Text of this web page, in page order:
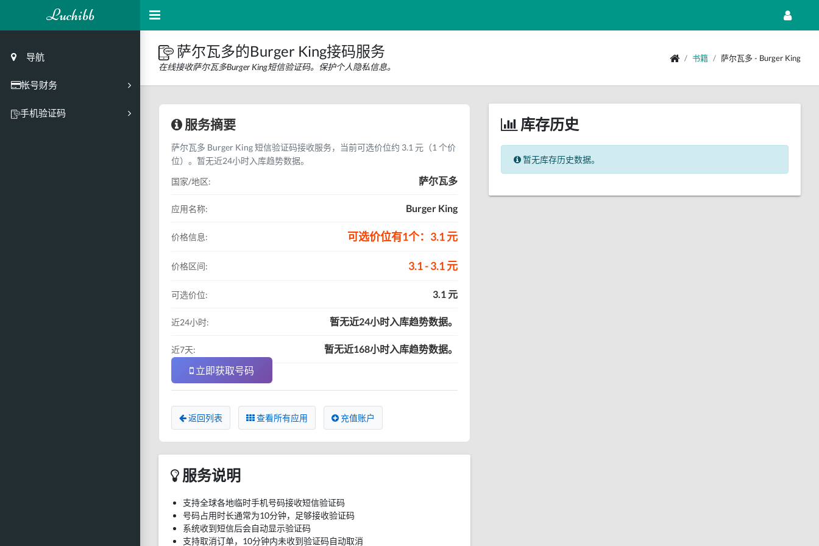
Luchibb
导航
帐号财务
充值
手机验证码
萨尔瓦多的Burger King接码服务
在线接收萨尔瓦多Burger King短信验证码。保护个人隐私信息。
书籍 萨尔瓦多 - Burger King
服务摘要
萨尔瓦多 Burger King 短信验证码接收服务，当前可选价位约 3.1 元（1 个价
位）。暂无近24小时入库趋势数据。
国家/地区:
萨尔瓦多
应用名称: Burger King
价格信息: 可选价位有1个：3.1 元
价格区间: 3.1 - 3.1 元
可选价位: 3.1 元
近24小时: 暂无近24小时入库趋势数据。
近7天:
暂无近168小时入库趋势数据。
立即获取号码
返回列表 查看所有应用 充值账户
服务说明
支持全球各地临时手机号码接收短信验证码
号码占用时长通常为10分钟，足够接收验证码
系统收到短信后会自动显示验证码
支持取消订单，10分钟内未收到验证码自动取消
库存历史
暂无库存历史数据。